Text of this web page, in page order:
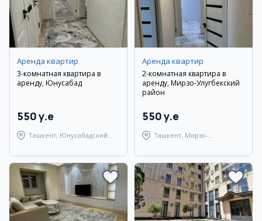
Аренда квартир
3-комнатная квартира в
аренду, Юнусабад
550 y.e
Ташкент, Юнусабадский
Аренда квартир
2-комнатная квартира в
аренду, Мирзо-Улугбекский
район
550 y.e
Ташкент, Мирзо-